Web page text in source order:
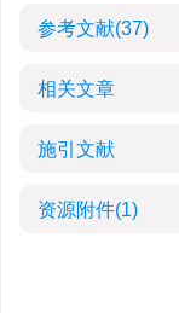
参考文献(37)
相关文章
施引文献
资源附件(1)